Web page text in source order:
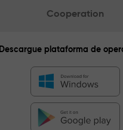
Cooperation
Descargue plataforma de